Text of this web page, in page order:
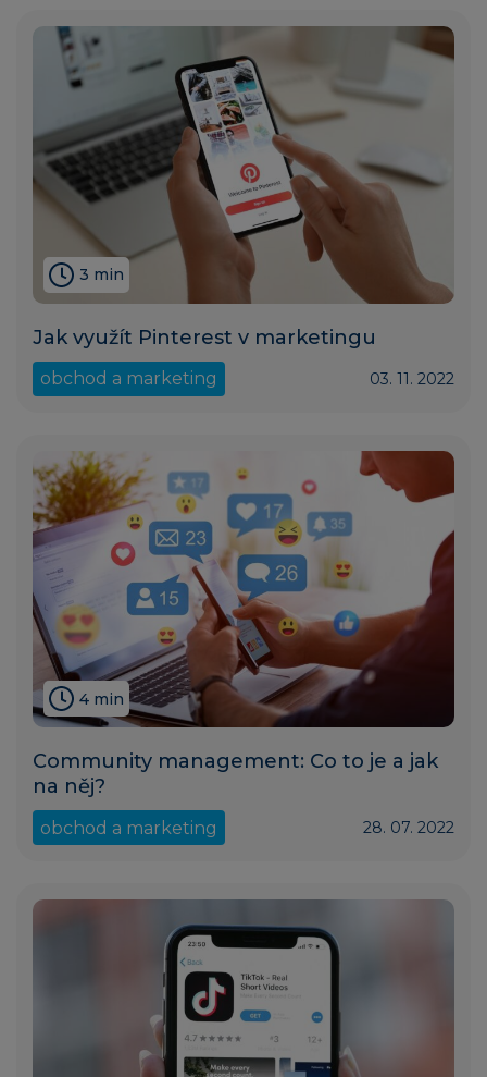
3 min
Jak využít Pinterest v marketingu
obchod a marketing 03. 11. 2022
4 min
Community management: Co to je a jak
na něj?
obchod a marketing 28. 07. 2022